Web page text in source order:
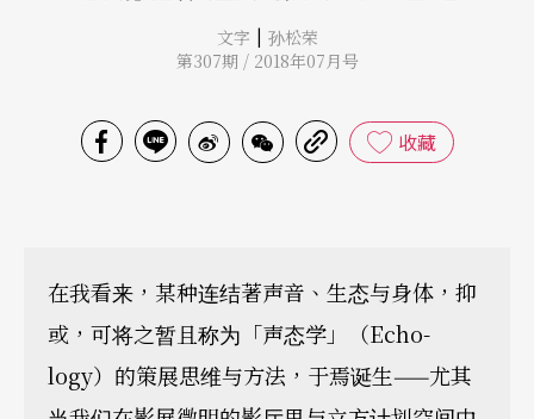
文字 | 孙松荣
第307期 / 2018年07月号
收藏
在我看来，某种连结著声音、生态与身体，抑
或，可将之暂且称为「声态学」（Echo-
logy）的策展思维与方法，于焉诞生——尤其